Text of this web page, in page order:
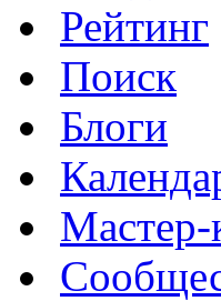
Рейтинг
Поиск
Блоги
Мастер-